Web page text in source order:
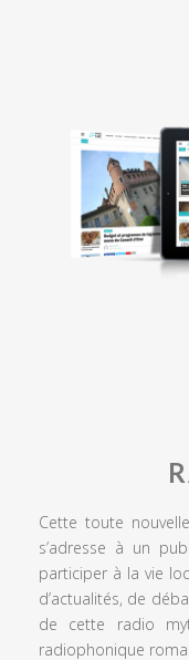
Cette toute
s’adresse à un
participer à la vie
d’actualités, de
de cette radio
radiophonique